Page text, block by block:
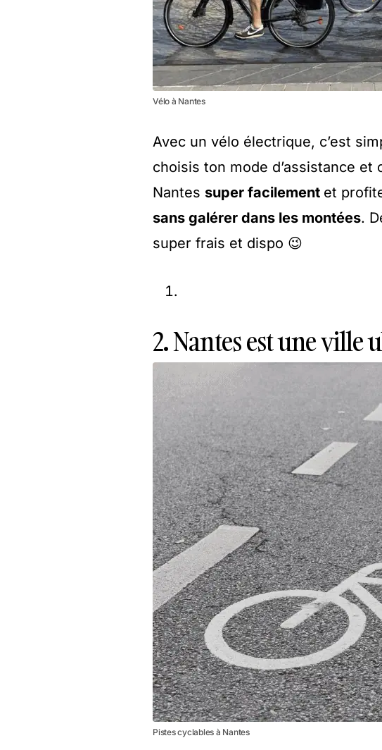
Vélo à Nantes
Avec un vélo électrique, c’est
choisis ton mode d’assistance et
Nantes super facilement et
sans galérer dans les montées.
super frais et dispo 😉
2. Nantes est une
Pistes cyclables à Nantes